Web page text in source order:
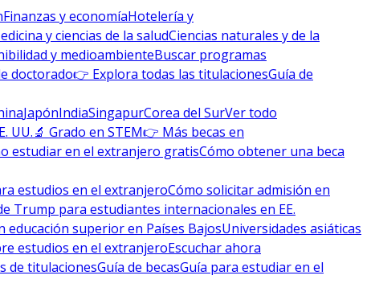
Finanzas y economíaHotelería y
y ciencias de la saludCiencias naturales y de la
y medioambienteBuscar programas
doctorado👉 Explora todas las titulacionesGuía de
JapónIndiaSingapurCorea del SurVer todo
UU.🔬 Grado en STEM👉 Más becas en
estudiar en el extranjero gratisCómo obtener una beca
estudios en el extranjeroCómo solicitar admisión en
Trump para estudiantes internacionales en EE.
superior en Países BajosUniversidades asiáticas
estudios en el extranjeroEscuchar ahora
de titulacionesGuía de becasGuía para estudiar en el